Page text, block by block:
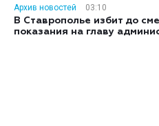
Архив новостей
03:10
В Ставрополье избит до
показания на главу